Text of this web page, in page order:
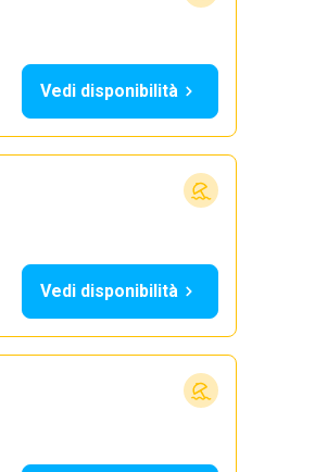
Vedi disponibilità
Vedi disponibilità